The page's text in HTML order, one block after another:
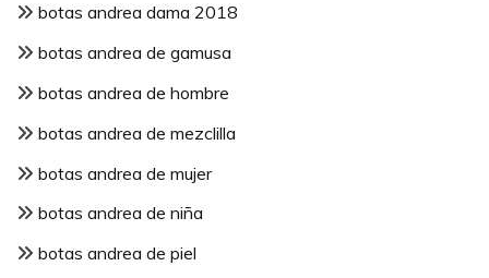
botas andrea dama 2018
botas andrea de gamusa
botas andrea de hombre
botas andrea de mezclilla
botas andrea de mujer
botas andrea de niña
botas andrea de piel